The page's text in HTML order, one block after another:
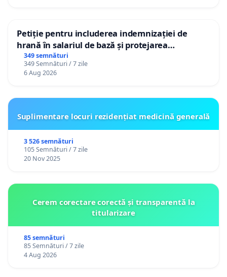
Petiție pentru includerea indemnizației de
hrană în salariul de bază și protejarea
gradațiilor de vechime pentru asistenții
personali
349 semnături
349 Semnături / 7 zile
6 Aug 2026
Suplimentare locuri rezidențiat medicină generală
3 526 semnături
105 Semnături / 7 zile
20 Nov 2025
Cerem corectare corectă și transparentă la
titularizare
85 semnături
85 Semnături / 7 zile
4 Aug 2026